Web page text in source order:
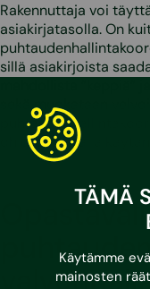
TÄMÄ
Käytämme
mainosten
Rakennuttaja voi
asiakirjatasolla. On
sillä asiakirjoista
sekä muokataan
ohjekorteista ja